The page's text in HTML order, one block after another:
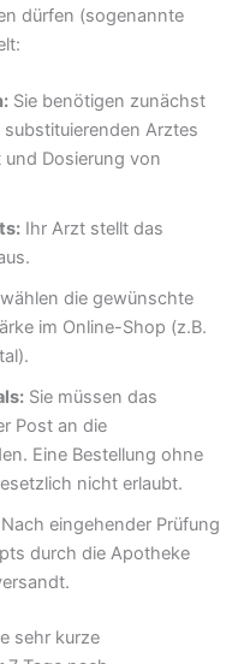
dürfen (sogenannte
Sie benötigen zunächst
Arztes
Dosierung von
Ihr Arzt stellt das
die gewünschte
im Online-Shop (z.B.
Sie müssen das
Post an die
Eine Bestellung ohne
nicht erlaubt.
eingehender Prüfung
durch die Apotheke
sehr kurze